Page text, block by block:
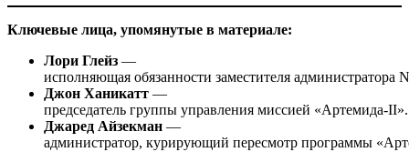
Ключевые лица, упомянутые в материале:
Лори Глейз —
исполняющая обязанности заместителя администратора
Джон Ханикатт —
председатель группы управления миссией «Артемида‑II».
Джаред Айзекман —
администратор, курирующий пересмотр программы